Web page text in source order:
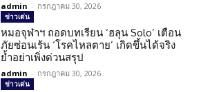
admin - กรกฎาคม 30, 2026
ข่าวเด่น
หมอจุฬาฯ ถอดบทเรียน ‘ฮลุน Solo’ เตือน
ภัยซ่อนเร้น ‘โรคไหลตาย’ เกิดขึ้นได้จริง
ย้ำอย่าเพิ่งด่วนสรุป
admin - กรกฎาคม 30, 2026
ข่าวเด่น